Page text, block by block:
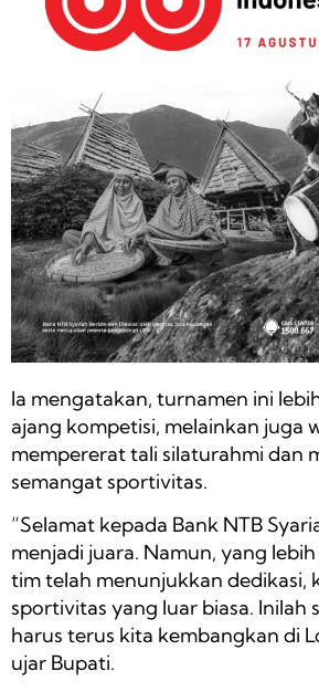
Ia mengatakan, turnamen ini
ajang kompetisi, melainkan juga
mempererat tali silaturahmi dan
semangat sportivitas.
“Selamat kepada Bank NTB
menjadi juara. Namun, yang
tim telah menunjukkan dedikasi,
sportivitas yang luar biasa. Inilah
harus terus kita kembangkan di
ujar Bupati.